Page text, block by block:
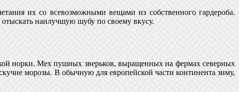
их со всевозможными вещами из собственного гардероба.
наилучшую шубу по своему вкусу.
норки. Мех пушных зверьков, выращенных на фермах северных
морозы. В обычную для европейской части континента зиму,